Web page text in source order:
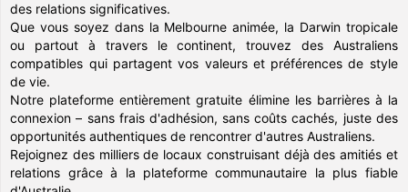
des relations significatives.
Que vous soyez dans la Melbourne animée, la Darwin tropicale
ou partout à travers le continent, trouvez des Australiens
compatibles qui partagent vos valeurs et préférences de style
de vie.
Notre plateforme entièrement gratuite élimine les barrières à la
connexion – sans frais d'adhésion, sans coûts cachés, juste des
opportunités authentiques de rencontrer d'autres Australiens.
Rejoignez des milliers de locaux construisant déjà des amitiés et
relations grâce à la plateforme communautaire la plus fiable